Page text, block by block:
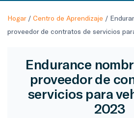
Hogar/ Centro de Aprendizaje /
proveedor de contratos de servicios
Endurance
proveedor de
servicios para
2023